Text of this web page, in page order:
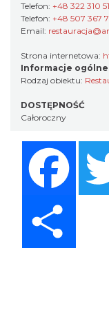
Telefon: +48 322 310
Telefon: +48 507 367
Email:
Strona internetowa:
Informacje
Rodzaj obiektu:
DOSTĘPNOŚĆ
Całoroczny